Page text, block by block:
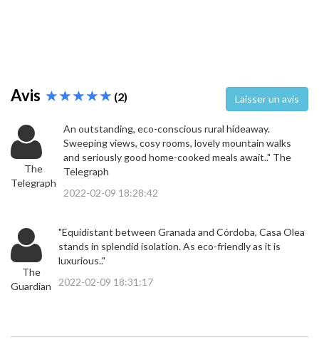
Avis (2) Laisser un avis
The
Telegraph
An outstanding, eco-conscious rural hideaway.
Sweeping views, cosy rooms, lovely mountain walks
and seriously good home-cooked meals await.." The
Telegraph
2022-02-09 18:28:42
The
Guardian
"Equidistant between Granada and Córdoba, Casa Olea
stands in splendid isolation. As eco-friendly as it is
luxurious.."
2022-02-09 18:31:17